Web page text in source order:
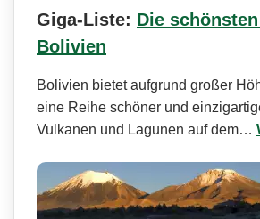
Giga-Liste: Die
Bolivien
Bolivien bietet aufgrund großer
eine Reihe schöner und
Vulkanen und Lagunen auf dem…